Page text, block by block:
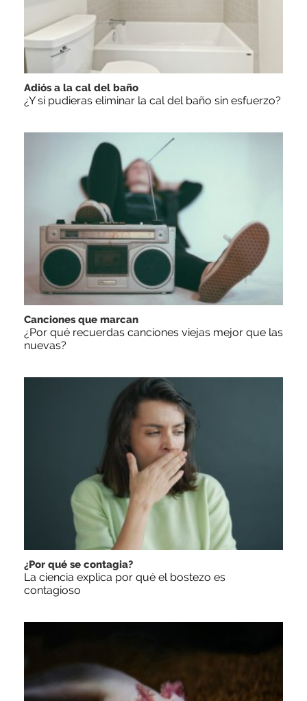
Adiós a la cal del baño
¿Y si pudieras eliminar la cal del baño sin esfuerzo?
Canciones que marcan
¿Por qué recuerdas canciones viejas mejor que las
nuevas?
¿Por qué se contagia?
La ciencia explica por qué el bostezo es
contagioso